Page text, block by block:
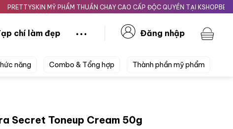
MỸ PHẨM THUẦN CHAY CAO CẤP ĐỘC QUYỀN TẠI KSHOPBEAUTY.VN
chí làm đẹp Đăng nhập
năng Combo & Tổng hợp Thành phần mỹ phẩm
Secret Toneup Cream 50g